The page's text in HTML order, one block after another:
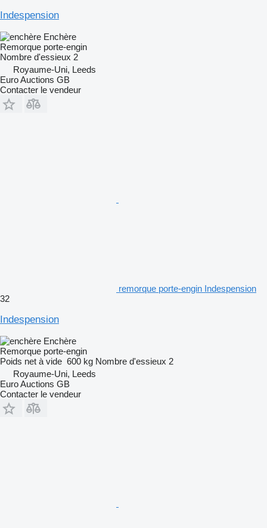
Indespension
Enchère
Remorque porte-engin
Nombre d'essieux 2
Royaume-Uni, Leeds
Euro Auctions GB
Contacter le vendeur
remorque porte-engin Indespension
32
Indespension
Enchère
Remorque porte-engin
Poids net à vide 600 kg Nombre d'essieux 2
Royaume-Uni, Leeds
Euro Auctions GB
Contacter le vendeur